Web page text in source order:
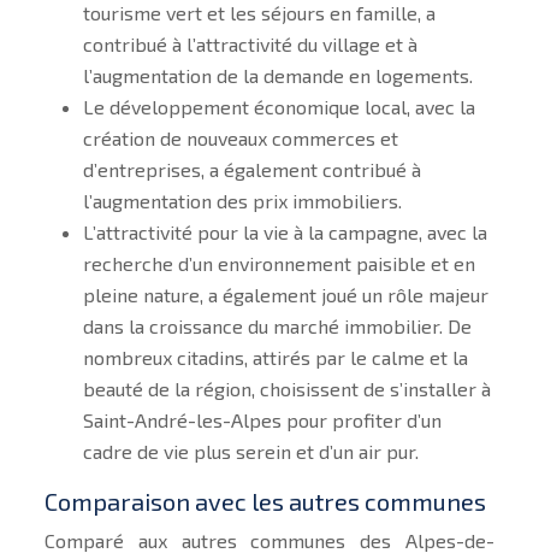
tourisme vert et les séjours en famille, a
contribué à l’attractivité du village et à
l’augmentation de la demande en logements.
Le développement économique local, avec la
création de nouveaux commerces et
d’entreprises, a également contribué à
l’augmentation des prix immobiliers.
L’attractivité pour la vie à la campagne, avec la
recherche d’un environnement paisible et en
pleine nature, a également joué un rôle majeur
dans la croissance du marché immobilier. De
nombreux citadins, attirés par le calme et la
beauté de la région, choisissent de s’installer à
Saint-André-les-Alpes pour profiter d’un
cadre de vie plus serein et d’un air pur.
Comparaison avec les autres communes
Comparé aux autres communes des Alpes-de-